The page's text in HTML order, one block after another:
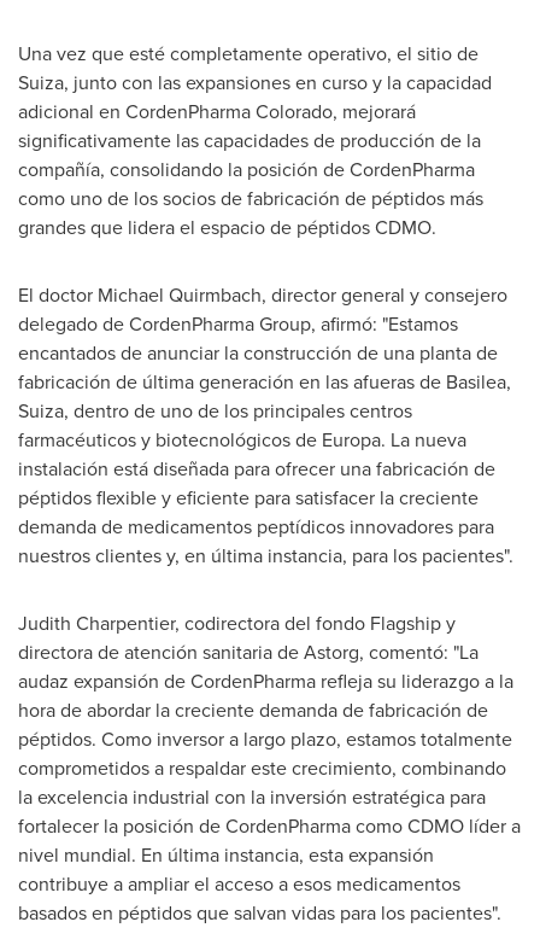
Una vez que esté completamente operativo, el sitio de
Suiza, junto con las expansiones en curso y la capacidad
adicional en CordenPharma Colorado, mejorará
significativamente las capacidades de producción de la
compañía, consolidando la posición de CordenPharma
como uno de los socios de fabricación de péptidos más
grandes que lidera el espacio de péptidos CDMO.
El doctor Michael Quirmbach, director general y consejero
delegado de CordenPharma Group, afirmó: "Estamos
encantados de anunciar la construcción de una planta de
fabricación de última generación en las afueras de Basilea,
Suiza, dentro de uno de los principales centros
farmacéuticos y biotecnológicos de Europa. La nueva
instalación está diseñada para ofrecer una fabricación de
péptidos flexible y eficiente para satisfacer la creciente
demanda de medicamentos peptídicos innovadores para
nuestros clientes y, en última instancia, para los pacientes".
Judith Charpentier, codirectora del fondo Flagship y
directora de atención sanitaria de Astorg, comentó: "La
audaz expansión de CordenPharma refleja su liderazgo a la
hora de abordar la creciente demanda de fabricación de
péptidos. Como inversor a largo plazo, estamos totalmente
comprometidos a respaldar este crecimiento, combinando
la excelencia industrial con la inversión estratégica para
fortalecer la posición de CordenPharma como CDMO líder a
nivel mundial. En última instancia, esta expansión
contribuye a ampliar el acceso a esos medicamentos
basados en péptidos que salvan vidas para los pacientes".